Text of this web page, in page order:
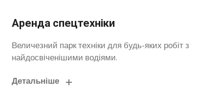
Аренда спецтехніки
Величезний парк техніки для будь-яких робіт з
найдосвіченішими водіями.
Детальніше